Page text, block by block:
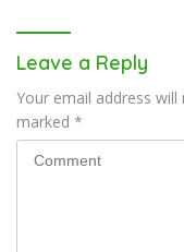
Leave a Reply
Your email address will
marked *